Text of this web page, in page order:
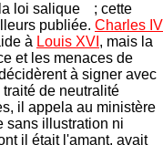
loi salique
; cette
publiée. Charles IV
à Louis XVI , mais la
et les menaces de
à signer avec
de neutralité
il appela au ministère
sans illustration ni
il était l'amant, avait